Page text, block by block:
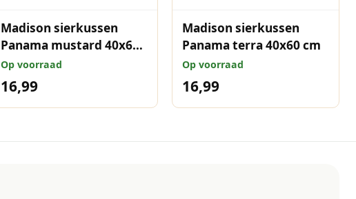
Madison sierkussen
Panama mustard 40x60
cm
Op voorraad
16,99
Madison sierkussen
Panama terra 40x60 cm
Op voorraad
16,99